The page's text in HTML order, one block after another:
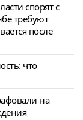
спорят с
требуют
после
что
на